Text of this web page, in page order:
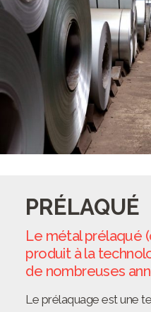
PRÉLAQUÉ
Le métal prélaqué
produit à la
de nombreuses
Le prélaquage est une